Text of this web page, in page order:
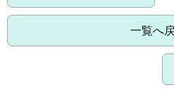
一覧へ